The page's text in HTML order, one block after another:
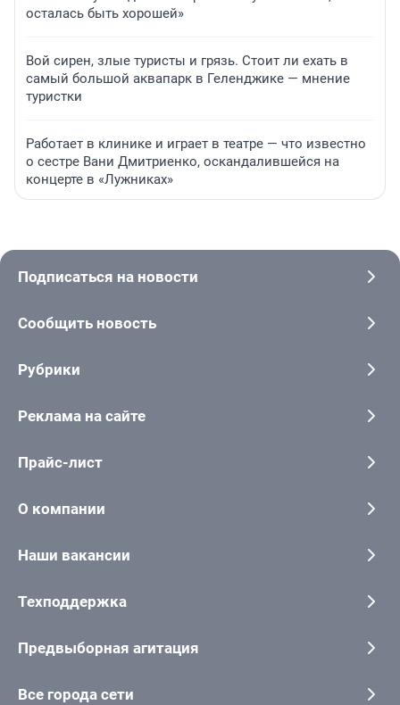
осталась быть хорошей»
Вой сирен, злые туристы и грязь. Стоит ли ехать в
самый большой аквапарк в Геленджике — мнение
туристки
Работает в клинике и играет в театре — что известно
о сестре Вани Дмитриенко, оскандалившейся на
концерте в «Лужниках»
Подписаться на новости
Сообщить новость
Рубрики
Реклама на сайте
Прайс-лист
О компании
Наши вакансии
Техподдержка
Предвыборная агитация
Все города сети